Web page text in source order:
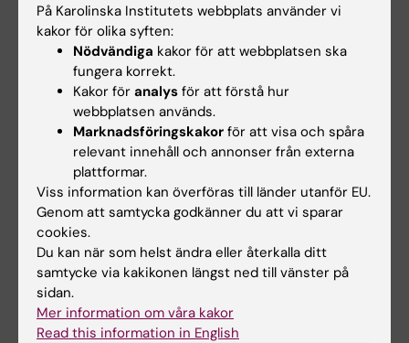
Hade du nytta av informationen på denna sida?
Yes
No
Jobel Tekle Teklebrhan
Sidan uppdaterad:2026-04-29
Dela
På Karolinska Institutets webbplats använder vi
kakor för olika syften:
Nödvändiga kakor för att webbplatsen ska
fungera korrekt.
Kakor för analys för att förstå hur
webbplatsen används.
Marknadsföringskakor för att visa och spåra
relevant innehåll och annonser från externa
plattformar.
Viss information kan överföras till länder utanför EU.
Genom att samtycka godkänner du att vi sparar
cookies.
Du kan när som helst ändra eller återkalla ditt
samtycke via kakikonen längst ned till vänster på
sidan.
Mer information om våra kakor
Read this information in English